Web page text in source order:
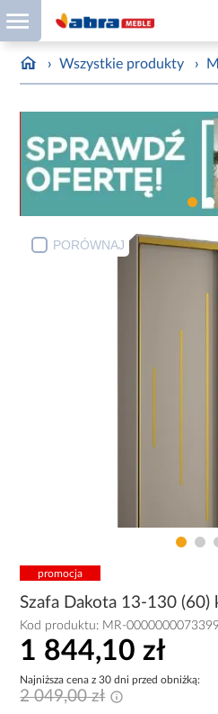
› Wszystkie produkty ›
PORÓWNAJ
promocja
Szafa Dakota 13-130 (60)
Kod produktu: MR-
1 844,10 zł
Najniższa cena z 30 dni przed obniżką:
2 049,00 zł